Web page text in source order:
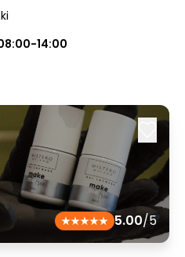
14:00
5.00/5